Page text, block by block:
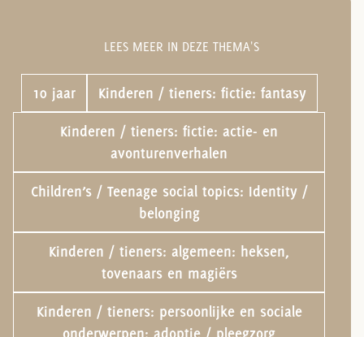
10 jaar Kinderen / tieners: fictie: fantasy
Kinderen / tieners: fictie: actie- en
avonturenverhalen
Children’s / Teenage social topics: Identity /
belonging
Kinderen / tieners: algemeen: heksen,
tovenaars en magiërs
Kinderen / tieners: persoonlijke en sociale
LEES MEER IN DEZE THEMA'S